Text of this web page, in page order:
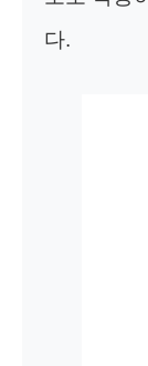
다.